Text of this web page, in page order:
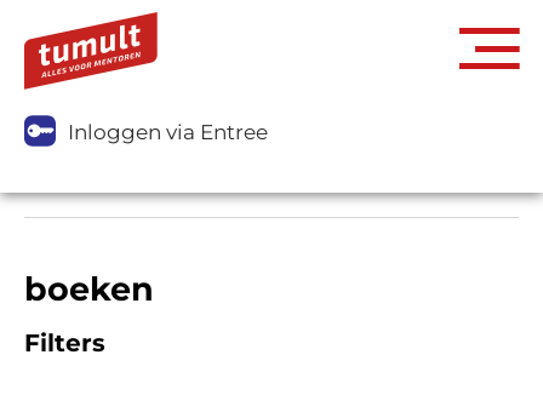
Inloggen via Entree
boeken
Filters